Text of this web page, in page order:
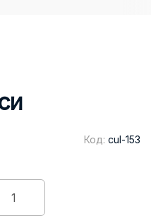
Код: cul-153